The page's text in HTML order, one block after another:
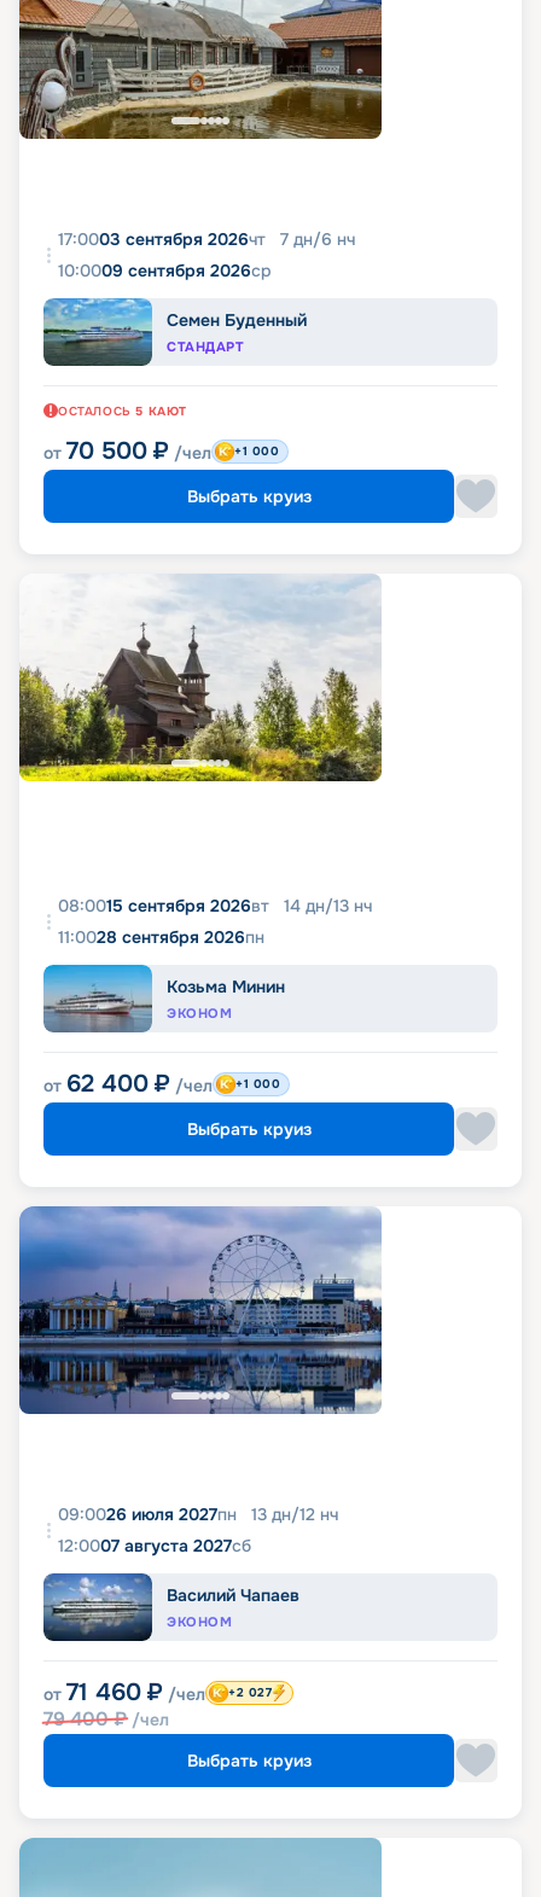
17:0003 сентября 2026чт 7 дн/6 нч
10:0009 сентября 2026ср
Семен Буденный
СТАНДАРТ
ОСТАЛОСЬ 5 КАЮТ
от 70 500 ₽ /чел +1 000
Выбрать круиз
08:0015 сентября 2026вт 14 дн/13 нч
11:0028 сентября 2026пн
Козьма Минин
ЭКОНОМ
от 62 400 ₽ /чел +1 000
Выбрать круиз
09:0026 июля 2027пн 13 дн/12 нч
12:0007 августа 2027сб
Василий Чапаев
ЭКОНОМ
от 71 460 ₽ /чел
79 400₽ /чел
+2 027
Выбрать круиз